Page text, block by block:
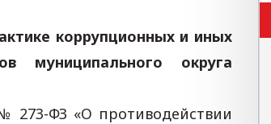
коррупционных и иных
муниципального округа
№ 273-ФЗ «О противодействии